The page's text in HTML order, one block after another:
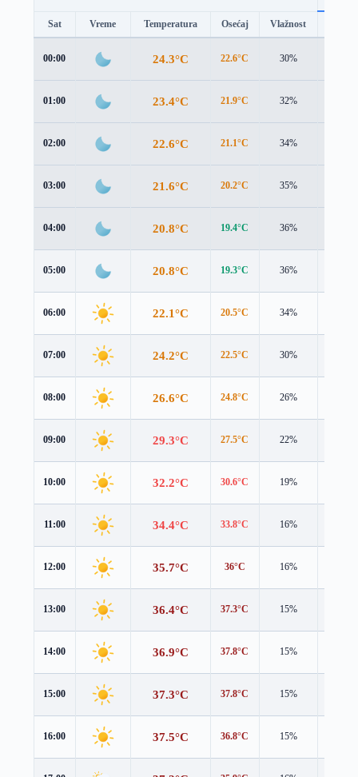
Sat Vreme Temperatura Osećaj Vlažnost
00:00 24.3°C 22.6°C 30%
01:00 23.4°C 21.9°C 32%
02:00 22.6°C 21.1°C 34%
03:00 21.6°C 20.2°C 35%
04:00 20.8°C 19.4°C 36%
05:00 20.8°C 19.3°C 36%
06:00 22.1°C 20.5°C 34%
07:00 24.2°C 22.5°C 30%
08:00 26.6°C 24.8°C 26%
09:00 29.3°C 27.5°C 22%
10:00 32.2°C 30.6°C 19%
11:00 34.4°C 33.8°C 16%
12:00 35.7°C 36°C 16%
13:00 36.4°C 37.3°C 15%
14:00 36.9°C 37.8°C 15%
15:00 37.3°C 37.8°C 15%
16:00 37.5°C 36.8°C 15%